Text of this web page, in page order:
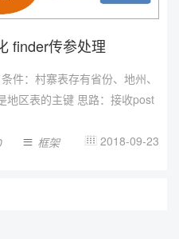
finder传参处理
件：村寨表存有省份、地州、
地区表的主键 思路：接收post
 框架  2018-09-23